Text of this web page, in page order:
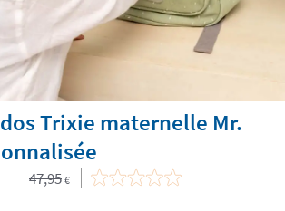
Trixie maternelle Mr.
47,95 €